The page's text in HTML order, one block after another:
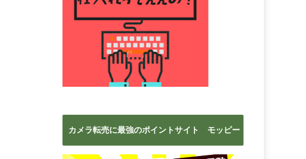
カメラ転売に最強のポイントサイト モッピー